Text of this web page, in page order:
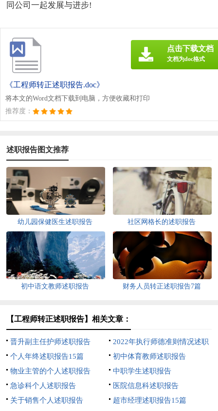
同公司一起发展与进步!
《工程师转正述职报告.doc》
将本文的Word文档下载到电脑，方便收藏和打印
推荐度：
点击下载文档
文档为doc格式
述职报告图文推荐
幼儿园保健医生述职报告 社区网格长的述职报告
初中语文教师述职报告 财务人员转正述职报告7篇
【工程师转正述职报告】相关文章：
晋升副主任护师述职报告
2022年执行师德准则情况述职
报告范文（精选7篇）
个人年终述职报告15篇
初中体育教师述职报告
物业主管的个人述职报告
中职学生述职报告
急诊科个人述职报告
医院信息科述职报告
关于销售个人述职报告
超市经理述职报告15篇